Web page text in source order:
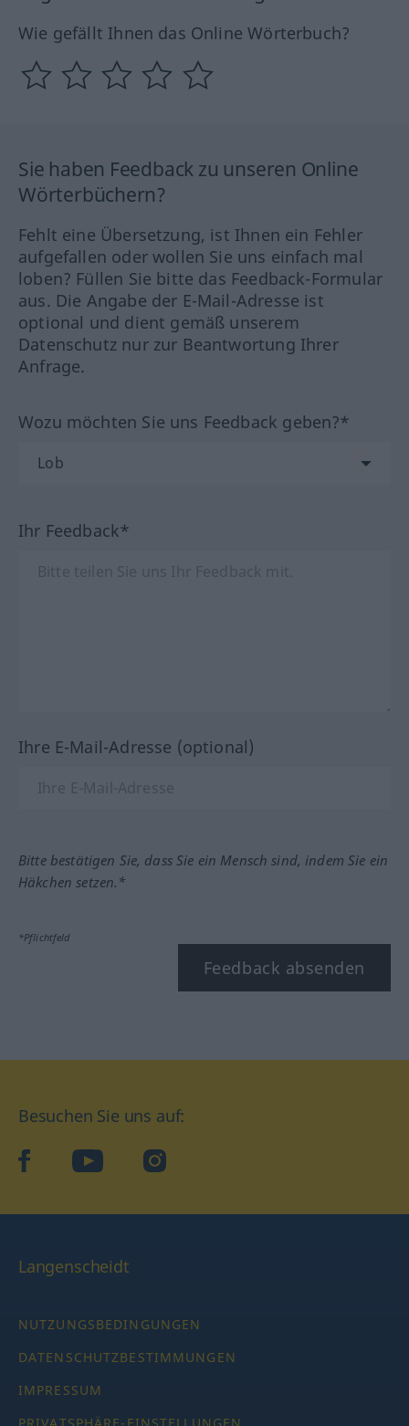
Wie gefällt Ihnen das Online Wörterbuch?
Sie haben Feedback zu unseren Online
Wörterbüchern?
Fehlt eine Übersetzung, ist Ihnen ein Fehler
aufgefallen oder wollen Sie uns einfach mal
loben? Füllen Sie bitte das Feedback-Formular
aus. Die Angabe der E-Mail-Adresse ist
optional und dient gemäß unserem
Datenschutz nur zur Beantwortung Ihrer
Anfrage.
Wozu möchten Sie uns Feedback geben?*
Ihr Feedback*
Ihre E-Mail-Adresse (optional)
Bitte bestätigen Sie, dass Sie ein Mensch sind, indem Sie ein
Häkchen setzen.*
*Pflichtfeld
Feedback absenden
Besuchen Sie uns auf:
facebookYouTube Instagram
Langenscheidt
NUTZUNGSBEDINGUNGEN
DATENSCHUTZBESTIMMUNGEN
IMPRESSUM